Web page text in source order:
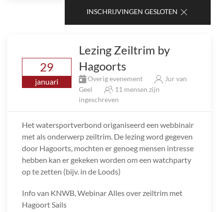
INSCHRIJVINGEN GESLOTEN
29
januari
Lezing Zeiltrim by
Hagoorts
Overig evenement
Jur van
Geel
11 mensen zijn
ingeschreven
Het watersportverbond origaniseerd een webbinair
met als onderwerp zeiltrim. De lezing word gegeven
door Hagoorts, mochten er genoeg mensen intresse
hebben kan er gekeken worden om een watchparty
op te zetten (bijv. in de Loods)
Info van KNWB, Webinar Alles over zeiltrim met
Hagoort Sails